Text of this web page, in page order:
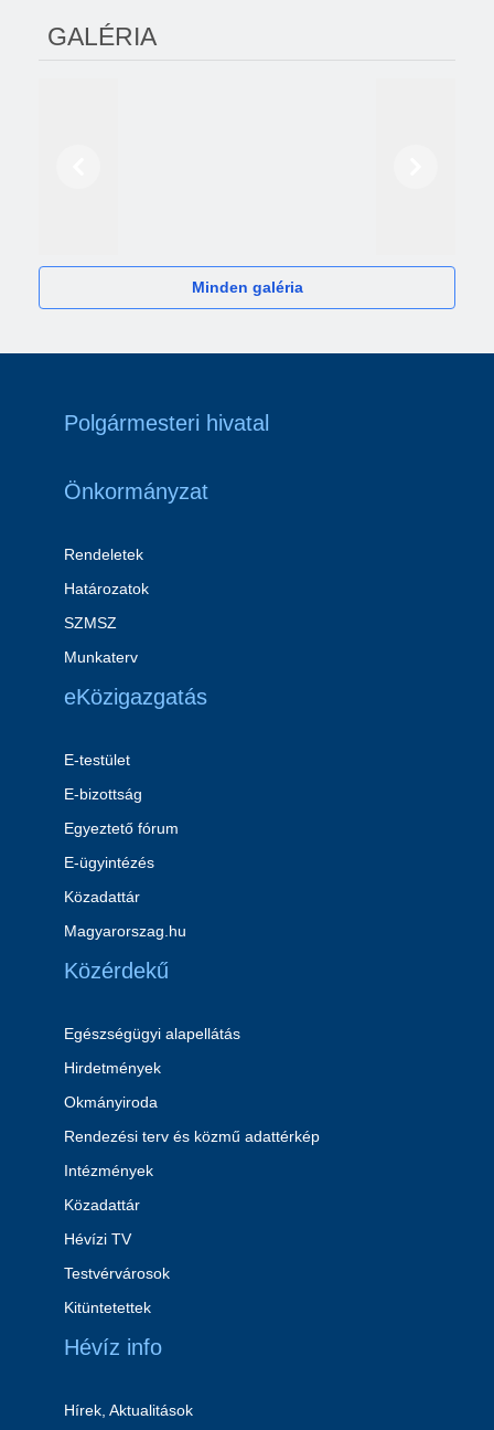
GALÉRIA
Minden galéria
Polgármesteri hivatal
Önkormányzat
Rendeletek
Határozatok
SZMSZ
Munkaterv
eKözigazgatás
E-testület
E-bizottság
Egyeztető fórum
E-ügyintézés
Közadattár
Magyarorszag.hu
Közérdekű
Egészségügyi alapellátás
Hirdetmények
Okmányiroda
Rendezési terv és közmű adattérkép
Intézmények
Közadattár
Hévízi TV
Testvérvárosok
Kitüntetettek
Hévíz info
Hírek, Aktualitások